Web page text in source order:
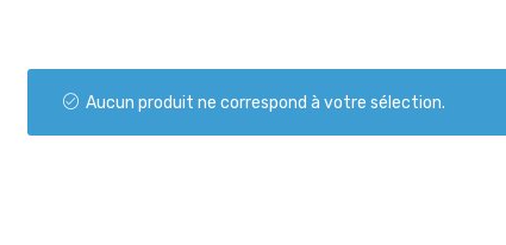
Aucun produit ne correspond à votre sélection.